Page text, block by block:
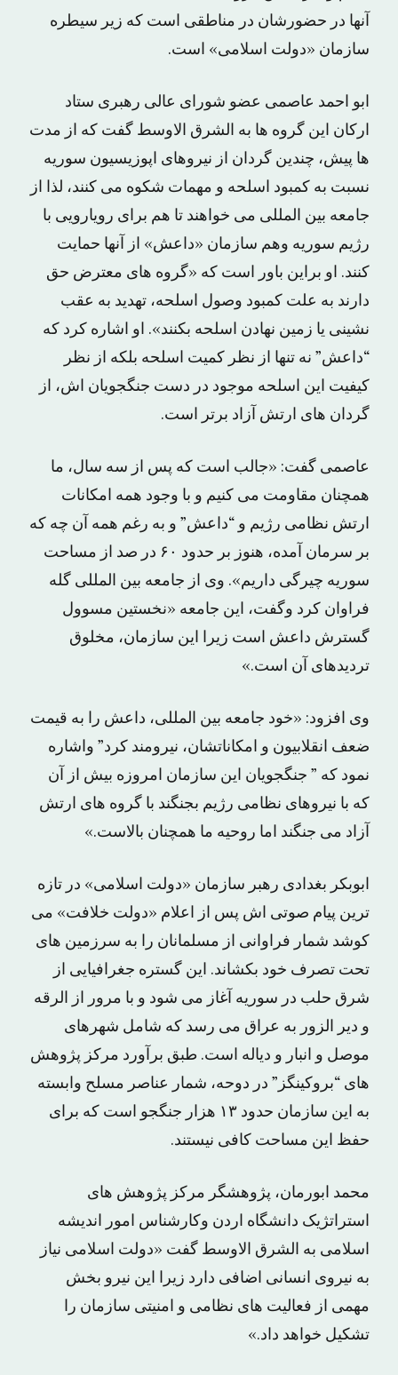
آنها در حضورشان در مناطقی است که زیر سیطره
سازمان «دولت اسلامی» است.
ابو احمد عاصمی عضو شورای عالی رهبری ستاد
ارکان این گروه ها به الشرق الاوسط گفت که از مدت
ها پیش، چندین گردان از نیروهای اپوزیسیون سوریه
نسبت به کمبود اسلحه و مهمات شکوه می کنند، لذا از
جامعه بین المللی می خواهند تا هم برای رویارویی با
رژیم سوریه وهم سازمان «داعش» از آنها حمایت
کنند. او براین باور است که «گروه های معترض حق
دارند به علت کمبود وصول اسلحه، تهدید به عقب
نشینی یا زمین نهادن اسلحه بکنند». او اشاره کرد که
“داعش” نه تنها از نظر کمیت اسلحه بلکه از نظر
کیفیت این اسلحه موجود در دست جنگجویان اش، از
گردان های ارتش آزاد برتر است.
عاصمی گفت: «جالب است که پس از سه سال، ما
همچنان مقاومت می کنیم و با وجود همه امکانات
ارتش نظامی رژیم و “داعش” و به رغم همه آن چه که
بر سرمان آمده، هنوز بر حدود ۶۰ در صد از مساحت
سوریه چیرگی داریم». وی از جامعه بین المللی گله
فراوان کرد وگفت، این جامعه «نخستین مسوول
گسترش داعش است زیرا این سازمان، مخلوق
تردیدهای آن است.»
وی افزود: «خود جامعه بین المللی، داعش را به قیمت
ضعف انقلابیون و امکاناتشان، نیرومند کرد” واشاره
نمود که ” جنگجویان این سازمان امروزه بیش از آن
که با نیروهای نظامی رژیم بجنگند با گروه های ارتش
آزاد می جنگند اما روحیه ما همچنان بالاست.»
ابوبکر بغدادی رهبر سازمان «دولت اسلامی» در تازه
ترین پیام صوتی اش پس از اعلام «دولت خلافت» می
کوشد شمار فراوانی از مسلمانان را به سرزمین های
تحت تصرف خود بکشاند. این گستره جغرافیایی از
شرق حلب در سوریه آغاز می شود و با مرور از الرقه
و دیر الزور به عراق می رسد که شامل شهرهای
موصل و انبار و دیاله است. طبق برآورد مرکز پژوهش
های “بروکینگز” در دوحه، شمار عناصر مسلح وابسته
به این سازمان حدود ۱۳ هزار جنگجو است که برای
حفظ این مساحت کافی نیستند.
محمد ابورمان، پژوهشگر مرکز پژوهش های
استراتژیک دانشگاه اردن وکارشناس امور اندیشه
اسلامی به الشرق الاوسط گفت «دولت اسلامی نیاز
به نیروی انسانی اضافی دارد زیرا این نیرو بخش
مهمی از فعالیت های نظامی و امنیتی سازمان را
تشکیل خواهد داد.»